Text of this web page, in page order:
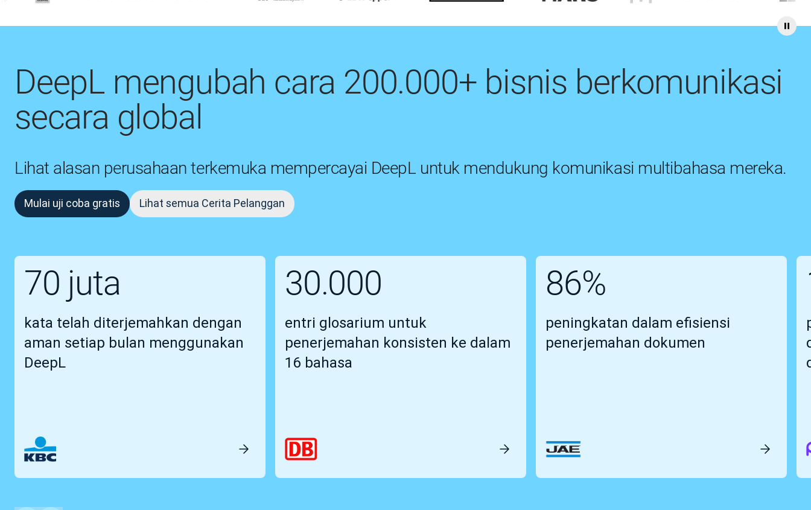
DeepL mengubah cara 200.000+ bisnis berkomunikasi
secara global
Lihat alasan perusahaan terkemuka mempercayai DeepL untuk mendukung komunikasi multibahasa mereka.
Mulai uji coba gratis Lihat semua Cerita Pelanggan
70 juta
kata telah diterjemahkan dengan
aman setiap bulan menggunakan
DeepL
30.000
entri glosarium untuk
penerjemahan konsisten ke dalam
16 bahasa
86%
peningkatan dalam efisiensi
penerjemahan dokumen